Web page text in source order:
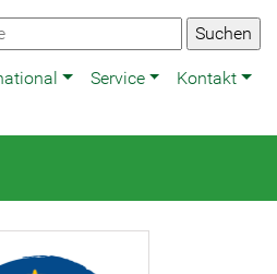
Service Kontakt